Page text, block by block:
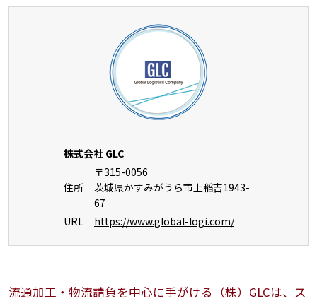
株式会社 GLC
住所
〒315-0056
茨城県かすみがうら市上稲吉1943-
67
URL
https://www.global-logi.com/
流通加工・物流請負を中心に手がける（株）GLCは、ス